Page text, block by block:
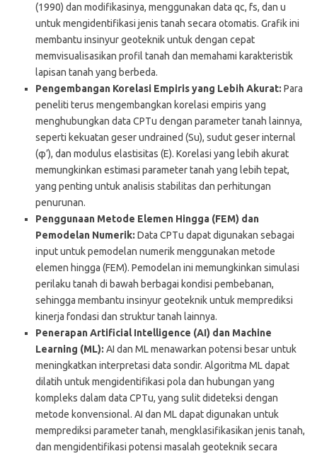
(1990) dan modifikasinya, menggunakan data qc, fs, dan u
untuk mengidentifikasi jenis tanah secara otomatis. Grafik ini
membantu insinyur geoteknik untuk dengan cepat
memvisualisasikan profil tanah dan memahami karakteristik
lapisan tanah yang berbeda.
Pengembangan Korelasi Empiris yang Lebih Akurat: Para
peneliti terus mengembangkan korelasi empiris yang
menghubungkan data CPTu dengan parameter tanah lainnya,
seperti kekuatan geser undrained (Su), sudut geser internal
(φ’), dan modulus elastisitas (E). Korelasi yang lebih akurat
memungkinkan estimasi parameter tanah yang lebih tepat,
yang penting untuk analisis stabilitas dan perhitungan
penurunan.
Penggunaan Metode Elemen Hingga (FEM) dan
Pemodelan Numerik: Data CPTu dapat digunakan sebagai
input untuk pemodelan numerik menggunakan metode
elemen hingga (FEM). Pemodelan ini memungkinkan simulasi
perilaku tanah di bawah berbagai kondisi pembebanan,
sehingga membantu insinyur geoteknik untuk memprediksi
kinerja fondasi dan struktur tanah lainnya.
Penerapan Artificial Intelligence (AI) dan Machine
Learning (ML): AI dan ML menawarkan potensi besar untuk
meningkatkan interpretasi data sondir. Algoritma ML dapat
dilatih untuk mengidentifikasi pola dan hubungan yang
kompleks dalam data CPTu, yang sulit dideteksi dengan
metode konvensional. AI dan ML dapat digunakan untuk
memprediksi parameter tanah, mengklasifikasikan jenis tanah,
dan mengidentifikasi potensi masalah geoteknik secara